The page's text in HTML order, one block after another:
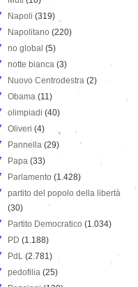
Napoli (319)
Napolitano (220)
no global (5)
notte bianca (3)
Nuovo Centrodestra (2)
Obama (11)
olimpiadi (40)
Oliveri (4)
Pannella (29)
Papa (33)
Parlamento (1.428)
partito del popolo della libertà
(30)
Partito Democratico (1.034)
PD (1.188)
PdL (2.781)
pedofilia (25)